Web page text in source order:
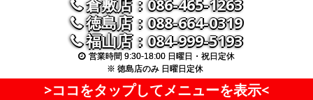
倉敷店：086-465-1263
徳島店：088-664-0319
福山店：084-999-5193
営業時間 9:30-18:00 日曜日・祝日定休
※ 徳島店のみ 日曜日定休
>ココをタップしてメニューを表示<